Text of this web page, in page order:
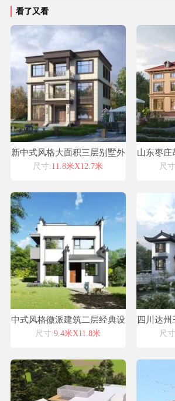
看了又看
新中式风格大面积三层别墅外
观新国土平面图纸设计
尺寸:11.8米X12.7米
山东枣庄
设计
尺
中式风格徽派建筑二层经典设
计高端私人订制效果平面图纸
尺寸:9.4米X11.8米
四川达
建房设
尺